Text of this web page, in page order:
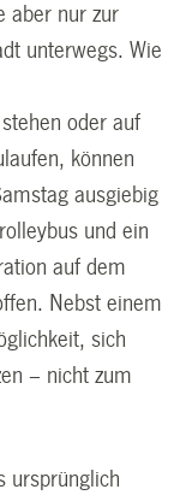
aber nur zur
unterwegs. Wie
oder auf
können
ausgiebig
und ein
auf dem
Nebst einem
sich
– nicht zum
ursprünglich